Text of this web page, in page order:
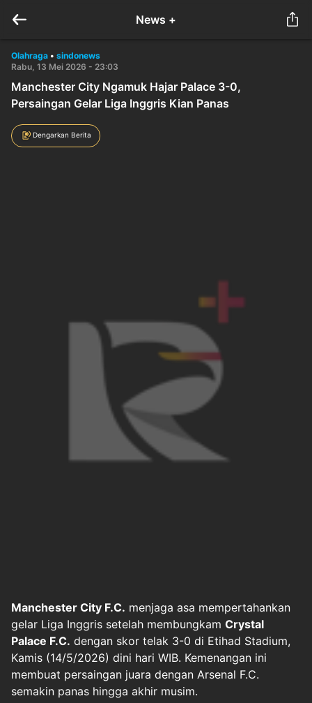
News +
Olahraga • sindonews
Rabu, 13 Mei 2026 - 23:03
Manchester City Ngamuk Hajar Palace 3-0,
Persaingan Gelar Liga Inggris Kian Panas
Dengarkan Berita
Manchester City F.C. menjaga asa mempertahankan
gelar Liga Inggris setelah membungkam Crystal
Palace F.C. dengan skor telak 3-0 di Etihad Stadium,
Kamis (14/5/2026) dini hari WIB. Kemenangan ini
membuat persaingan juara dengan Arsenal F.C.
semakin panas hingga akhir musim.